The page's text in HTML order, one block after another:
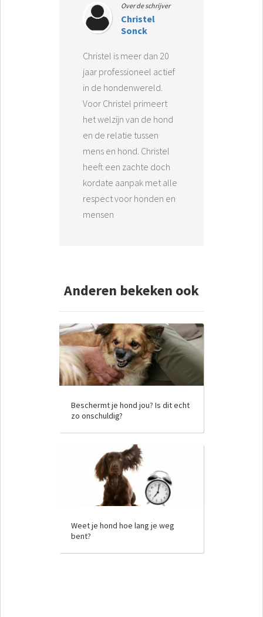
Over de schrijver
Christel
Sonck
Christel is meer dan 20
jaar professioneel actief
in de hondenwereld.
Voor Christel primeert
het welzijn van de hond
en de relatie tussen
mens en hond. Christel
heeft een zachte doch
kordate aanpak met alle
respect voor honden en
mensen
Anderen bekeken ook
Beschermt je hond jou? Is dit echt
zo onschuldig?
Weet je hond hoe lang je weg
bent?